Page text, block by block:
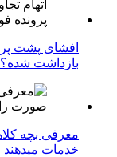
افشای پشت
بازداشت شده؟
معرفی بچه
خدمات میدهند